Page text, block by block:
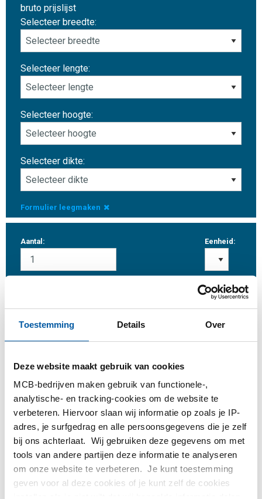
Toestemming Details Over
Deze website maakt gebruik van cookies
MCB-bedrijven maken gebruik van functionele-,
analytische- en tracking-cookies om de website te
verbeteren. Hiervoor slaan wij informatie op zoals je IP-
adres, je surfgedrag en alle persoonsgegevens die je zelf
bij ons achterlaat. Wij gebruiken deze gegevens om met
tools van andere partijen deze informatie te analyseren
om onze website te verbeteren. Je kunt toestemming
geven voor al deze cookies of je kunt zelf de cookies
bruto prijslijst
Selecteer breedte:
Selecteer lengte:
Selecteer hoogte:
Selecteer dikte:
Formulier leegmaken
Aantal: Eenheid:
Bestel met uw eigen artikelnummers
Calculeren met actuele MCB-prijzen
Volg uw order via Track&Trace
Product Product omschrijving